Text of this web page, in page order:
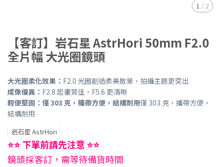
1 / 2
【客訂】岩石星 AstrHori 50mm F2.0
全片幅 大光圈鏡頭
大光圈柔化效果： F2.0 光圈創造柔美散景，拍攝主題更突出
成像優異： F2.8 起畫質佳，F5.6 更清晰
輕便堅固：僅 303 克，攜帶方便，結構耐用僅 303 克，攜帶方便，
結構耐用
岩石星 AstrHori
⭐⭐ 下單前請先注意 ⭐⭐
鏡頭採客訂，需等待備貨時間